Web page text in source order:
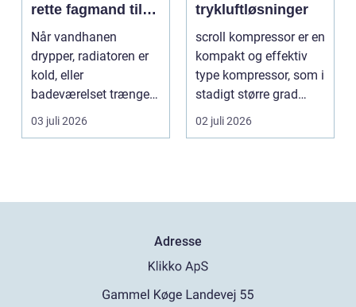
rette fagmand til
opgaven
Når vandhanen
drypper, radiatoren er
kold, eller
badeværelset trænger
til en gennemgribende
renoveri...
03 juli 2026
trykluftløsninger
scroll kompressor er en
kompakt og effektiv
type kompressor, som i
stadigt større grad
vælges til an...
02 juli 2026
Adresse